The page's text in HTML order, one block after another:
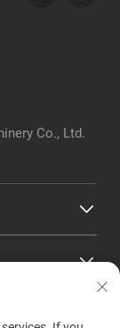
Co., Ltd.